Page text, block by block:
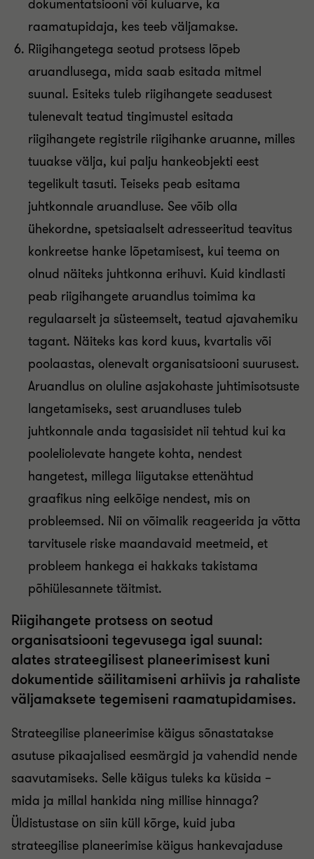
dokumentatsiooni või kuluarve, ka
raamatupidaja, kes teeb väljamakse.
Riigihangetega seotud protsess lõpeb
aruandlusega, mida saab esitada mitmel
suunal. Esiteks tuleb riigihangete seadusest
tulenevalt teatud tingimustel esitada
riigihangete registrile riigihanke aruanne, milles
tuuakse välja, kui palju hankeobjekti eest
tegelikult tasuti. Teiseks peab esitama
juhtkonnale aruandluse. See võib olla
ühekordne, spetsiaalselt adresseeritud teavitus
konkreetse hanke lõpetamisest, kui teema on
olnud näiteks juhtkonna erihuvi. Kuid kindlasti
peab riigihangete aruandlus toimima ka
regulaarselt ja süsteemselt, teatud ajavahemiku
tagant. Näiteks kas kord kuus, kvartalis või
poolaastas, olenevalt organisatsiooni suurusest.
Aruandlus on oluline asjakohaste juhtimisotsuste
langetamiseks, sest aruandluses tuleb
juhtkonnale anda tagasisidet nii tehtud kui ka
pooleliolevate hangete kohta, nendest
hangetest, millega liigutakse ettenähtud
graafikus ning eelkõige nendest, mis on
probleemsed. Nii on võimalik reageerida ja võtta
tarvitusele riske maandavaid meetmeid, et
probleem hankega ei hakkaks takistama
põhiülesannete täitmist.
Riigihangete protsess on seotud
organisatsiooni tegevusega igal suunal:
alates strateegilisest planeerimisest kuni
dokumentide säilitamiseni arhiivis ja rahaliste
väljamaksete tegemiseni raamatupidamises.
Strateegilise planeerimise käigus sõnastatakse
asutuse pikaajalised eesmärgid ja vahendid nende
saavutamiseks. Selle käigus tuleks ka küsida –
mida ja millal hankida ning millise hinnaga?
Üldistustase on siin küll kõrge, kuid juba
strateegilise planeerimise käigus hankevajaduse